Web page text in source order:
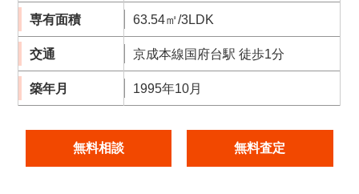
専有面積 63.54㎡/3LDK
交通 京成本線国府台駅 徒歩1分
築年月 1995年10月
無料相談 無料査定